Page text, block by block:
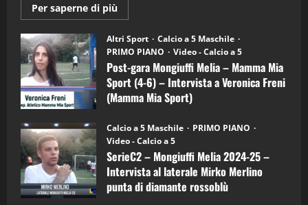
Per saperne di più
informazioni
Post-
gara
Mongiuffi
Melia
–
Mamma
Mia
Sport
6)
–
Intervista
a
mister
Arturo
Carciotto
(Mongiuffi
Altri Sport
Calcio a 5 Maschile
PRIMO PIANO
Video - Calcio a 5
Post-gara Mongiuffi Melia – Mamma Mia
Sport (4-6) – Intervista a Veronica Freni
(Mamma Mia Sport)
Calcio a 5 Maschile
PRIMO PIANO
Video - Calcio a 5
SerieC2 – Mongiuffi Melia 2024-25 –
Intervista al laterale Mirko Merlino
punta di diamante rossoblù
3
"SportEmpire" in Podcast
“SportEmpire” in Podcast: 28^ Puntata
(Martedi 21 Aprile 2026)
21/04/2026
4
“SportEmpire” in Podcast: 27^ Puntata
(Martedi 14 Aprile 2026)
15/04/2026